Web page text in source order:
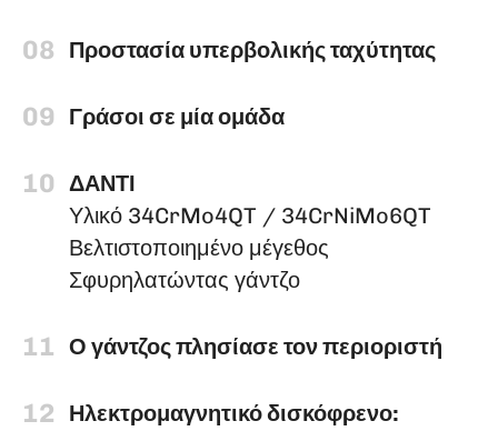
08 Προστασία υπερβολικής ταχύτητας
09 Γράσοι σε μία ομάδα
10 ΔΑΝΤΙ
Υλικό 34CrMo4QT / 34CrNiMo6QT
Βελτιστοποιημένο μέγεθος
Σφυρηλατώντας γάντζο
11 Ο γάντζος πλησίασε τον περιοριστή
12
Ηλεκτρομαγνητικό δισκόφρενο: